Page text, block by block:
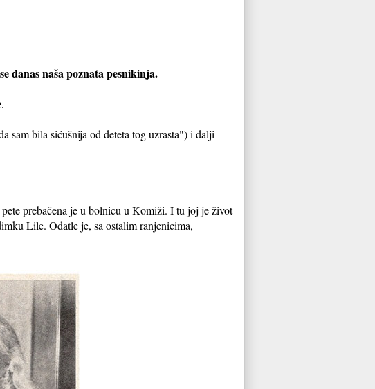
danas naša poznata pesnikinja.
sam bila sićušnija od deteta tog uzrasta") i dalji
prebačena je u bolnicu u Komiži. I tu joj je život
Lile. Odatle je, sa ostalim ranjenicima,